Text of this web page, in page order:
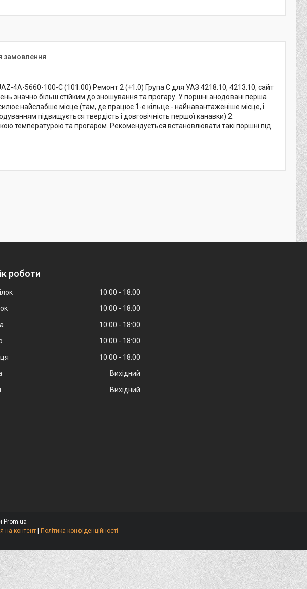
замовлення
4A-5660-100-C (101.00) Ремонт 2 (+1.0) Група С для УАЗ 4218.10, 4213.10, сайт
значно більш стійким до зношування та прогару. У поршні анодовані перша
найслабше місце (там, де працює 1-е кільце - найнавантаженіше місце, і
підвищується твердість і довговічність першої канавки) 2.
температурою та прогаром. Рекомендується встановлювати такі поршні під
роботи
10:00
18:00
10:00
18:00
10:00
18:00
10:00
18:00
10:00
18:00
Вихідний
Вихідний
Prom.ua
на контент
Політика конфіденційності